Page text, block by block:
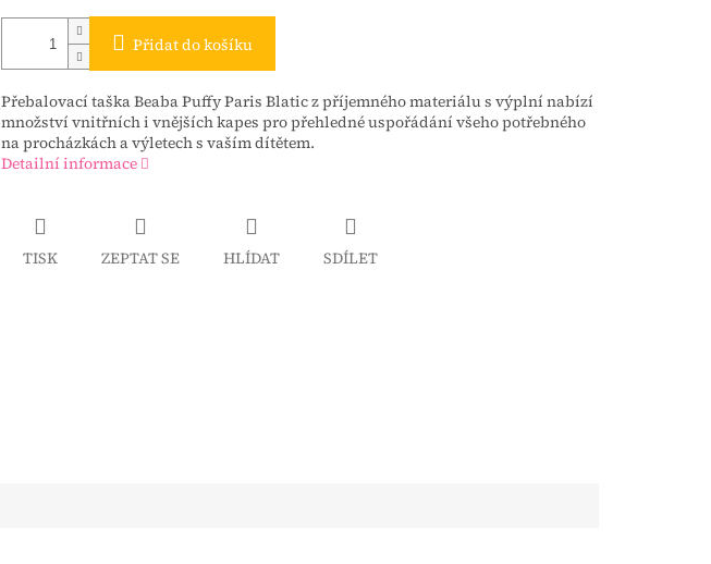
Přidat do košíku
Přebalovací taška Beaba Puffy Paris Blatic z příjemného materiálu s výplní nabízí
množství vnitřních i vnějších kapes pro přehledné uspořádání všeho potřebného
na procházkách a výletech s vaším dítětem.
Detailní informace
TISK ZEPTAT SE HLÍDAT SDÍLET